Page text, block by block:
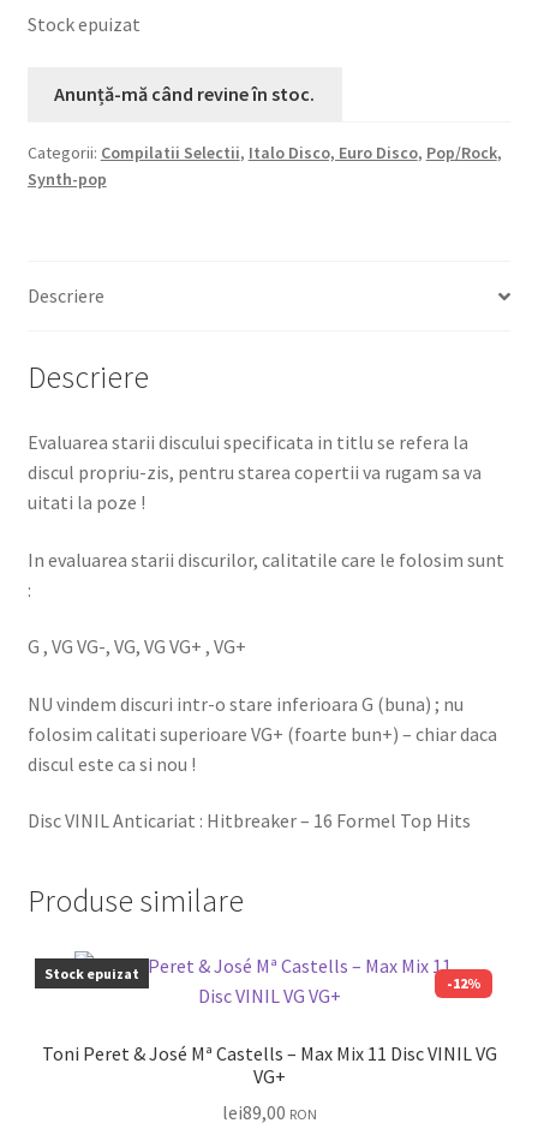
Stock epuizat
Categorii: Compilatii Selectii, Italo Disco, Euro Disco, Pop/Rock,
Synth-pop
Descriere
Descriere
Evaluarea starii discului specificata in titlu se refera la
discul propriu-zis, pentru starea copertii va rugam sa va
uitati la poze !
In evaluarea starii discurilor, calitatile care le folosim sunt
:
G , VG VG-, VG, VG VG+ , VG+
NU vindem discuri intr-o stare inferioara G (buna) ; nu
folosim calitati superioare VG+ (foarte bun+) – chiar daca
discul este ca si nou !
Disc VINIL Anticariat : Hitbreaker – 16 Formel Top Hits
Produse similare
Stock epuizat
-12%
Toni Peret & José Mª Castells – Max Mix 11 Disc VINIL VG
VG+
lei89,00 RON